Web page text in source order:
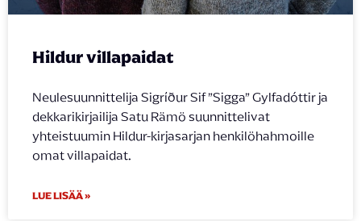
Hildur villapaidat
Neulesuunnittelija Sigríður Sif ”Sigga” Gylfadóttir ja
dekkarikirjailija Satu Rämö suunnittelivat
yhteistuumin Hildur-kirjasarjan henkilöhahmoille
omat villapaidat.
LUE LISÄÄ »